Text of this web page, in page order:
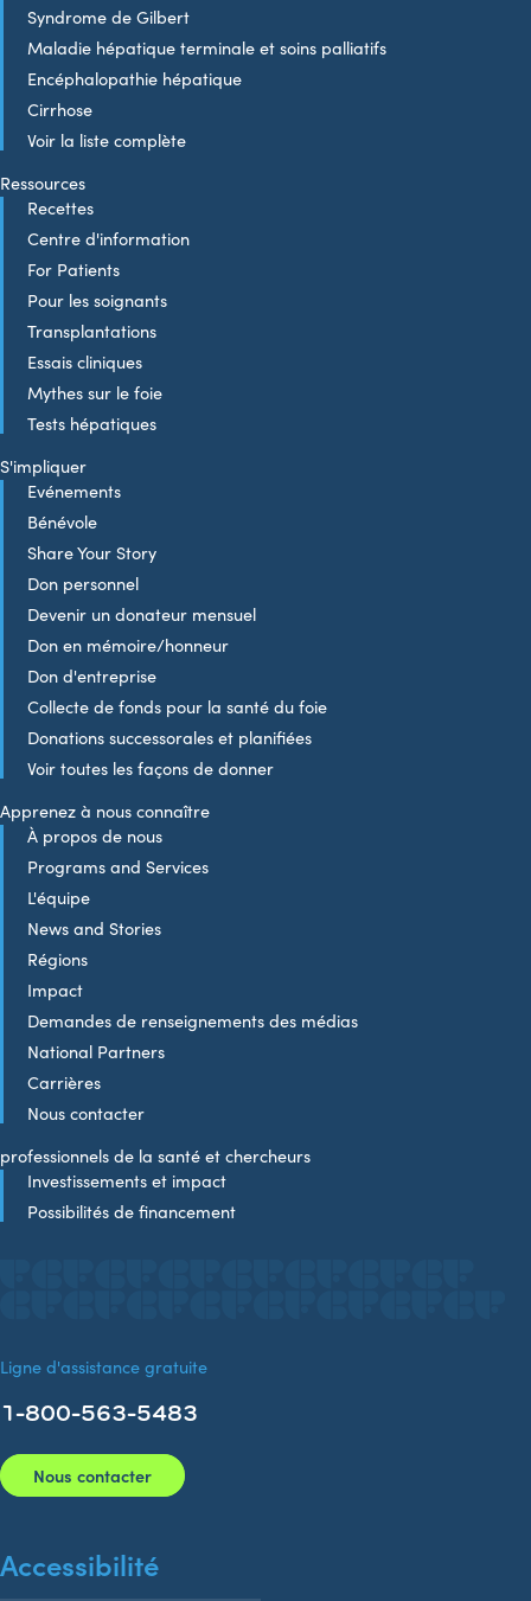
Syndrome de Gilbert
Maladie hépatique terminale et soins palliatifs
Encéphalopathie hépatique
Cirrhose
Voir la liste complète
Ressources
Recettes
Centre d'information
For Patients
Pour les soignants
Transplantations
Essais cliniques
Mythes sur le foie
Tests hépatiques
S'impliquer
Evénements
Bénévole
Share Your Story
Don personnel
Devenir un donateur mensuel
Don en mémoire/honneur
Don d'entreprise
Collecte de fonds pour la santé du foie
Donations successorales et planifiées
Voir toutes les façons de donner
Apprenez à nous connaître
À propos de nous
Programs and Services
L'équipe
News and Stories
Régions
Impact
Demandes de renseignements des médias
National Partners
Carrières
Nous contacter
professionnels de la santé et chercheurs
Investissements et impact
Possibilités de financement
Accessibilité
Ligne d'assistance gratuite
1-800-563-5483
Nous contacter